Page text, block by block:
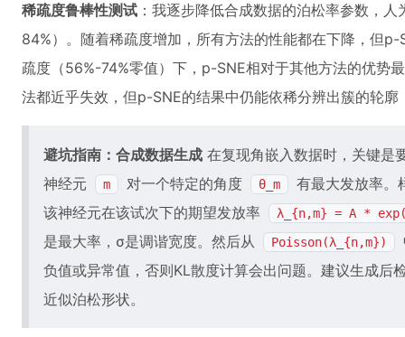
稀疏度鲁棒性测试 ：我逐步降低合成数据的泊松率参数，
84%）。随着稀疏度增加，所有方法的性能都在下降，但
疏度（56%-74%零值）下，p-SNE相对于其他方法的优势
法都近乎失效，但p-SNE的结果中仍能依稀分辨出簇的轮
避坑指南：合成数据生成 在复现角嵌入数据时，关键是
神经元
m 对一个特定的角度 θ_m
有最大发放率。
该神经元在该试次下的期望发放率
λ_{n,m} = A *
是最大率，σ是调谐宽度。然后从 Poisson(λ_{n,m})
负值或异常值，否则KL散度计算会出问题。建议生成后
近似泊松形状。